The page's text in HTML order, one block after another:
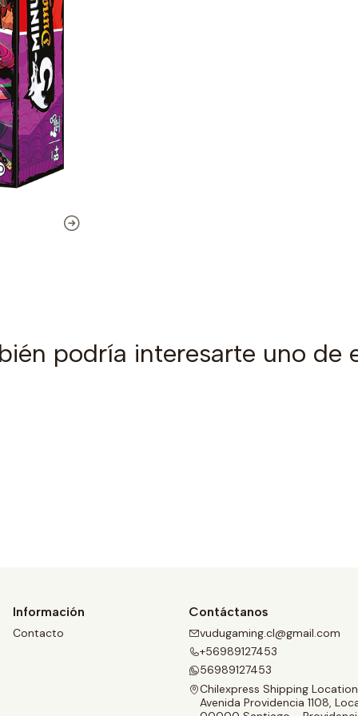
podría interesarte uno de
Información
Contacto
Contáctanos
vudugaming.cl@gmail.com
+56989127453
56989127453
Chilexpress Shipping Location
Avenida Providencia 1108,